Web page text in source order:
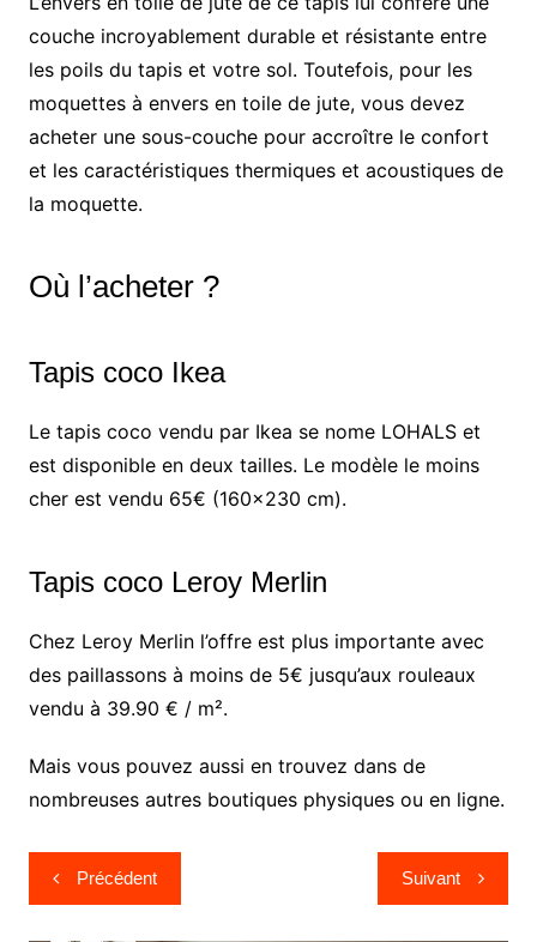
couche incroyablement durable et résistante entre
les poils du tapis et votre sol. Toutefois, pour les
moquettes à envers en toile de jute, vous devez
acheter une sous-couche pour accroître le confort
et les caractéristiques thermiques et acoustiques de
la moquette.
Où l’acheter ?
Tapis coco Ikea
Le tapis coco vendu par Ikea se nome LOHALS et
est disponible en deux tailles. Le modèle le moins
cher est vendu 65€ (160×230 cm).
Tapis coco Leroy Merlin
Chez Leroy Merlin l’offre est plus importante avec
des paillassons à moins de 5€ jusqu’aux rouleaux
vendu à 39.90 € / m².
Mais vous pouvez aussi en trouvez dans de
nombreuses autres boutiques physiques ou en ligne.
Navigation
de
Précédent Suivant